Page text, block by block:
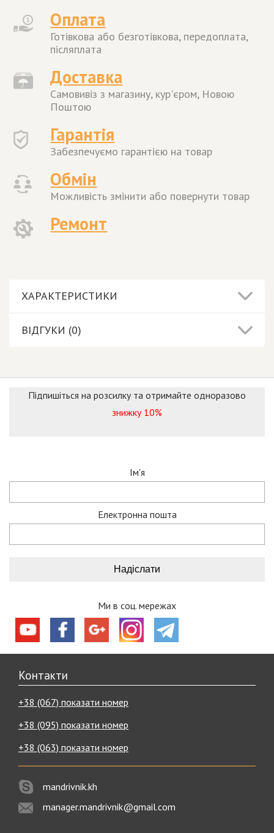
Оплата
Готівкова або безготівкова, передоплата,
післяплата
Доставка
Самовивіз з магазину, кур'єром, Новою
Поштою
Гарантія
Забезпечуємо гарантією на товар
Обмін
Можливість змінити або повернути товар
Ремонт
ХАРАКТЕРИСТИКИ
ВІДГУКИ (0)
Підпишіться на розсилку та отримайте одноразово
знижку 10%
Ім'я
Електронна пошта
Ми в соц. мережах
Контакти
+38 (067) показати номер
+38 (095) показати номер
+38 (063) показати номер
mandrivnik.kh
manager.mandrivnik@gmail.com